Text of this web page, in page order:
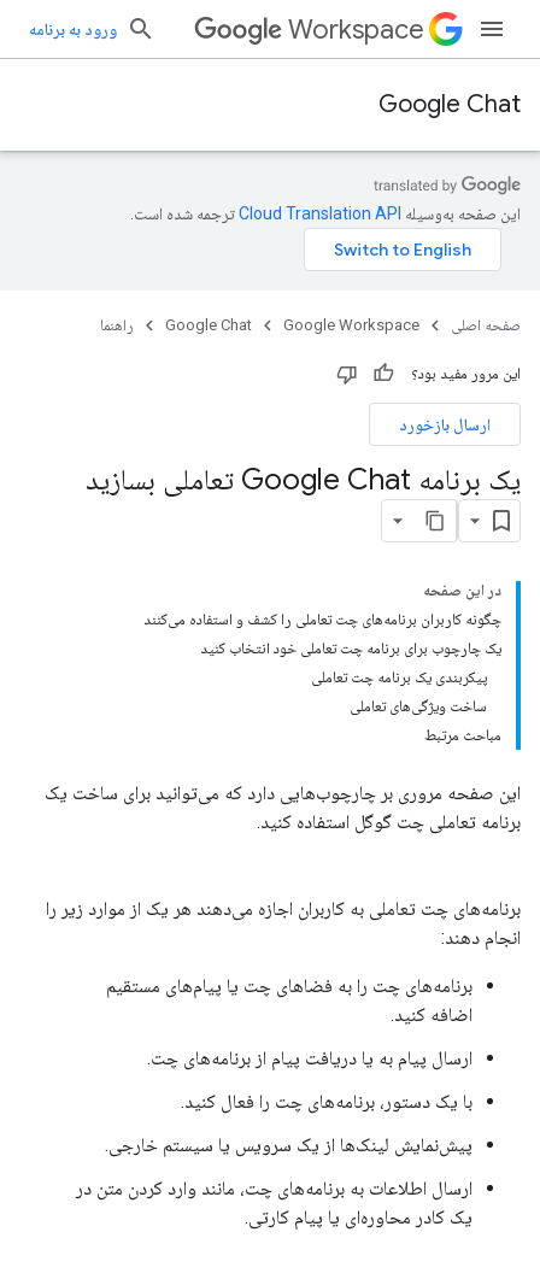
Workspace ورود به برنامه
Google Chat
این صفحه به‌وسیله ترجمه شده است.
صفحه اصلی Google Workspace
Google Chat راهنما
این مرور مفید بود؟
ارسال بازخورد
یک برنامه Google Chat تعاملی بسازید
در این صفحه
چگونه کاربران برنامه‌های چت تعاملی را کشف و استفاده می‌کنند
یک چارچوب برای برنامه چت تعاملی خود انتخاب کنید
پیکربندی یک برنامه چت تعاملی
ساخت ویژگی‌های تعاملی
مباحث مرتبط
این صفحه مروری بر چارچوب‌هایی دارد که می‌توانید برای ساخت یک
برنامه تعاملی چت گوگل استفاده کنید.
برنامه‌های چت تعاملی به کاربران اجازه می‌دهند هر یک از موارد زیر را
انجام دهند:
برنامه‌های چت را به فضاهای چت یا پیام‌های مستقیم
اضافه کنید.
ارسال پیام به یا دریافت پیام از برنامه‌های چت.
با یک دستور، برنامه‌های چت را فعال کنید.
پیش‌نمایش لینک‌ها از یک سرویس یا سیستم خارجی.
ارسال اطلاعات به برنامه‌های چت، مانند وارد کردن متن در
یک کادر محاوره‌ای یا پیام کارتی.